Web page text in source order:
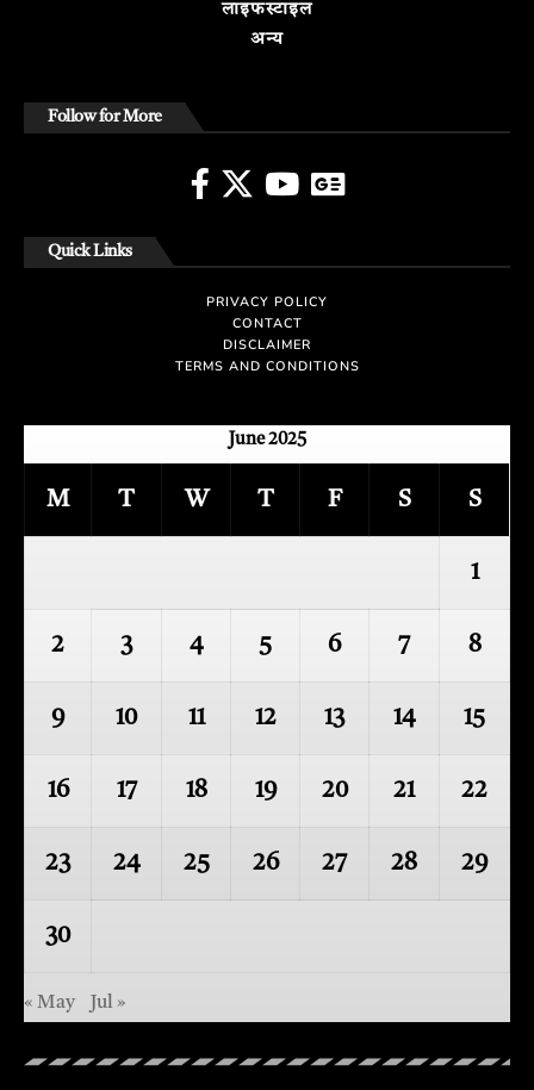
लाइफस्टाइल
अन्य
Follow for More
Quick Links
PRIVACY POLICY
CONTACT
DISCLAIMER
TERMS AND CONDITIONS
June 2025
M T W T F S S
1
2 3 4 5 6 7 8
9 10 11 12 13 14 15
16 17 18 19 20 21 22
23 24 25 26 27 28 29
30
« May Jul »